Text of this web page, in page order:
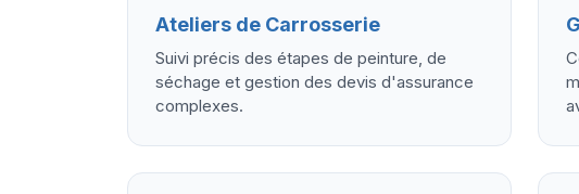
Ateliers de Carrosserie
Suivi précis des étapes de peinture, de
séchage et gestion des devis d'assurance
complexes.